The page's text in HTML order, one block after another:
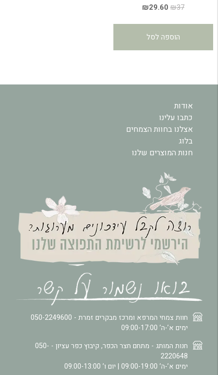
דורג
5.00 ₪37
המחיר
₪37.
₪29.60
הוספה לסל
חוות צמחי המרפא ומרכז מבקרים זמרת - 050-2249600
ימים א’-ה’ 09:00-17:00
חנות המותג - מתחם חצר הכפר, קיבוץ כפר עציון - 050-
2220648
ימים א’-ה’ 09:00-19:00 | יום ו’ 09:00-13:00
אודות
כתבו עלינו
אצלנו בחוות הצמחים
בלוג
חנות המוצרים שלנו